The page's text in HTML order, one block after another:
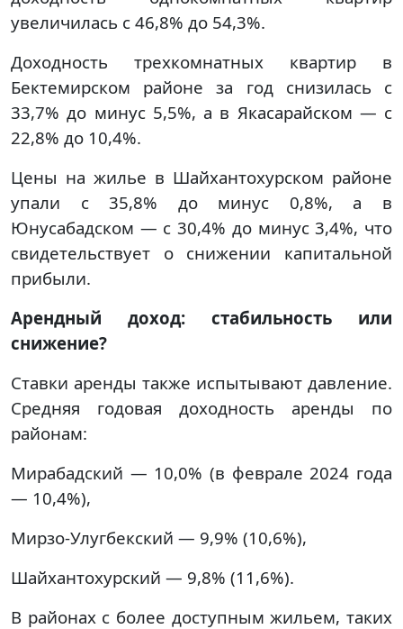
увеличилась с 46,8% до 54,3%.
Доходность трехкомнатных квартир в
Бектемирском районе за год снизилась с
33,7% до минус 5,5%, а в Якасарайском — с
22,8% до 10,4%.
Цены на жилье в Шайхантохурском районе
упали с 35,8% до минус 0,8%, а в
Юнусабадском — с 30,4% до минус 3,4%, что
свидетельствует о снижении капитальной
прибыли.
Арендный доход: стабильность или
снижение?
Ставки аренды также испытывают давление.
Средняя годовая доходность аренды по
районам:
Мирабадский — 10,0% (в феврале 2024 года
— 10,4%),
Мирзо-Улугбекский — 9,9% (10,6%),
Шайхантохурский — 9,8% (11,6%).
В районах с более доступным жильем, таких